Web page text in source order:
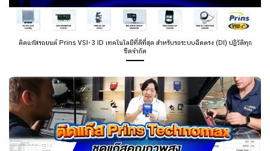
ติดแก๊สรถยนต์ Prins VSI-3 ID เทคโนโลยีที่ดีที่สุด สำหรับรถระบบฉีดตรง (DI) ปฏิวัติทุก
ขีดจำกัด